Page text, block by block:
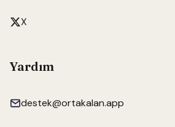
X
Yardım
destek@ortakalan.app